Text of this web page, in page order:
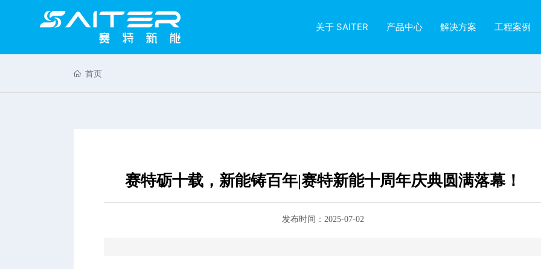
关于 SAITER 产品中心 解决方案 工程案例
首页
赛特砺十载，新能铸百年|赛特新能十周年庆典圆满落幕！
发布时间： 2025-07-02